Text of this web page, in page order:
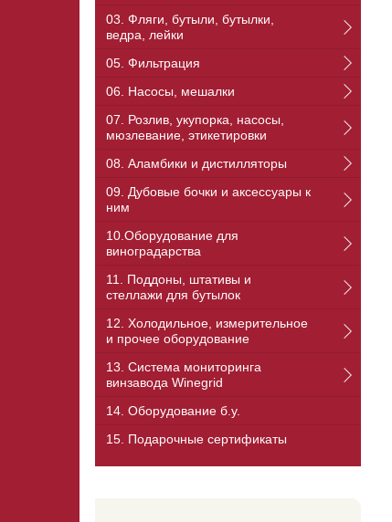
03. Фляги, бутыли, бутылки,
ведра, лейки
05. Фильтрация
06. Насосы, мешалки
07. Розлив, укупорка, насосы,
мюзлевание, этикетировки
08. Аламбики и дистилляторы
09. Дубовые бочки и аксессуары к
ним
10.Оборудование для
виноградарства
11. Поддоны, штативы и
стеллажи для бутылок
12. Холодильное, измерительное
и прочее оборудование
13. Cистема мониторинга
винзавода Winegrid
14. Оборудование б.у.
15. Подарочные сертификаты